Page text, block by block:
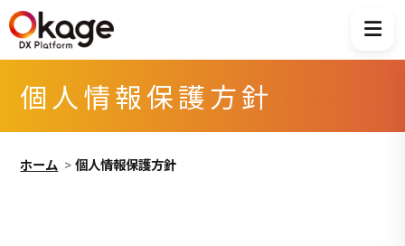
個人情報保護方針
ホーム 個人情報保護方針